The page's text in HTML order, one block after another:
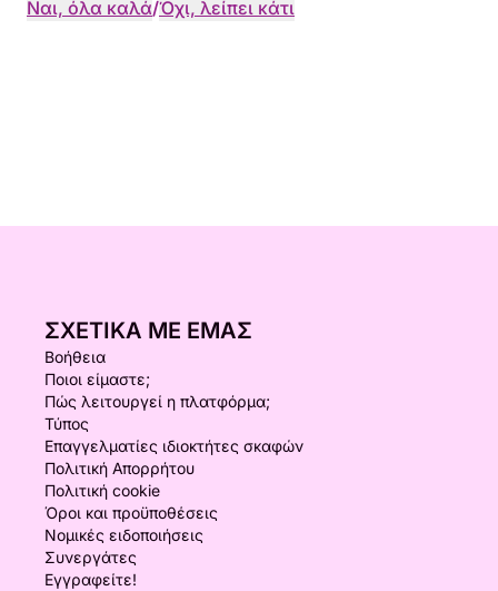
Ναι, όλα καλά/Όχι, λείπει κάτι
ΣΧΕΤΙΚΆ ΜΕ ΕΜΆΣ
Βοήθεια
Ποιοι είμαστε;
Πώς λειτουργεί η πλατφόρμα;
Τύπος
Επαγγελματίες ιδιοκτήτες σκαφών
Πολιτική Απορρήτου
Πολιτική cookie
Όροι και προϋποθέσεις
Νομικές ειδοποιήσεις
Συνεργάτες
Εγγραφείτε!